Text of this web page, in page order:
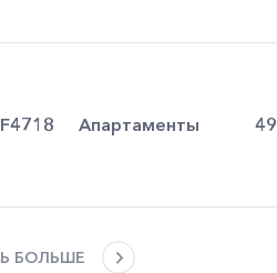
F4718 Апартаменты
БОЛЬШЕ